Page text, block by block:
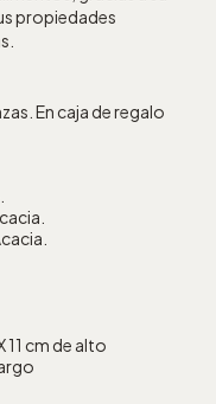
propiedades
En caja de regalo
cm de alto